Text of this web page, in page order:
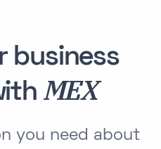
business
MEX
you need about